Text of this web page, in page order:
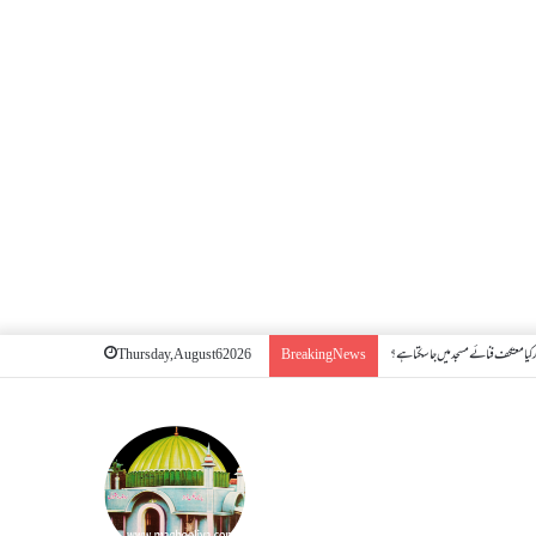
Thursday, August 6 2026 Breaking News معتکف فنائے مسجد میں جا سکتا ہے؟